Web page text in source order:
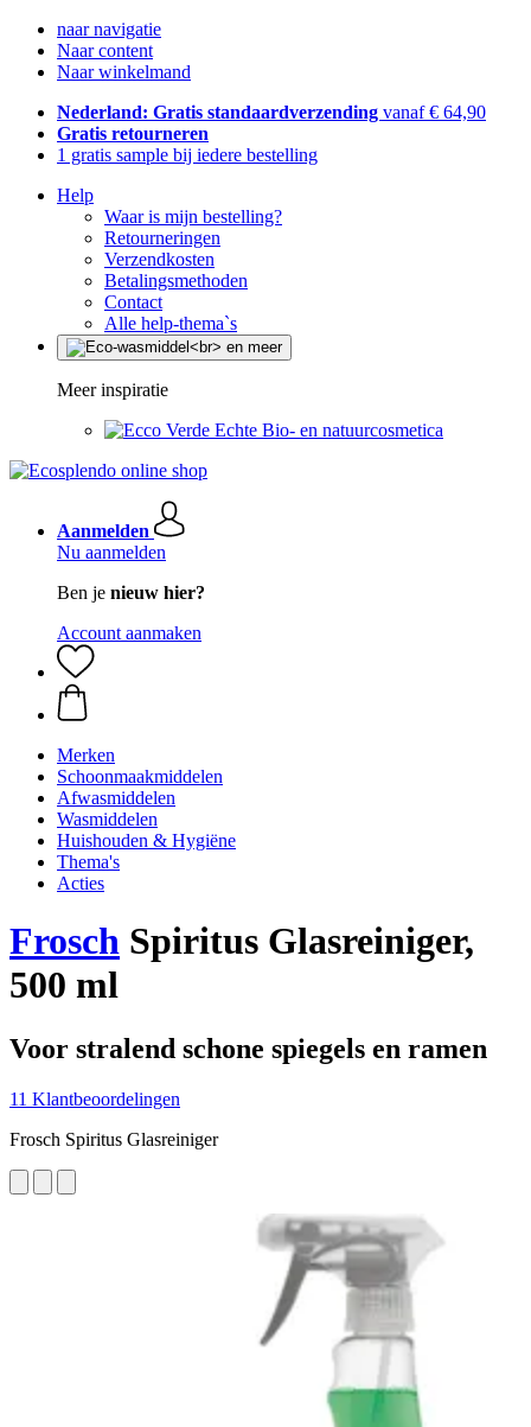
naar navigatie
Naar content
Naar winkelmand
Nederland: Gratis standaardverzending vanaf € 64,90
Gratis retourneren
1 gratis sample bij iedere bestelling
Help
Waar is mijn bestelling?
Retourneringen
Verzendkosten
Betalingsmethoden
Contact
Alle help-thema`s
Meer inspiratie
Echte Bio- en natuurcosmetica
Aanmelden
Nu aanmelden
Ben je nieuw hier?
Account aanmaken
Merken
Schoonmaakmiddelen
Afwasmiddelen
Wasmiddelen
Huishouden & Hygiëne
Thema's
Acties
Frosch Spiritus Glasreiniger,
500 ml
Voor stralend schone spiegels en ramen
11 Klantbeoordelingen
Frosch Spiritus Glasreiniger